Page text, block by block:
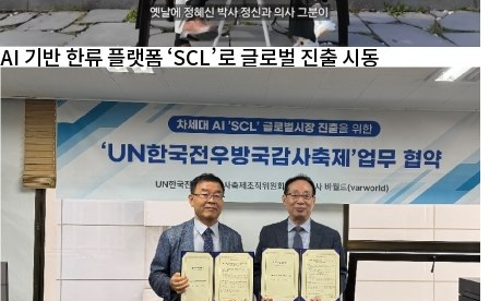
AI 기반 한류 플랫폼 ‘SCL’로 글로벌 진출 시동